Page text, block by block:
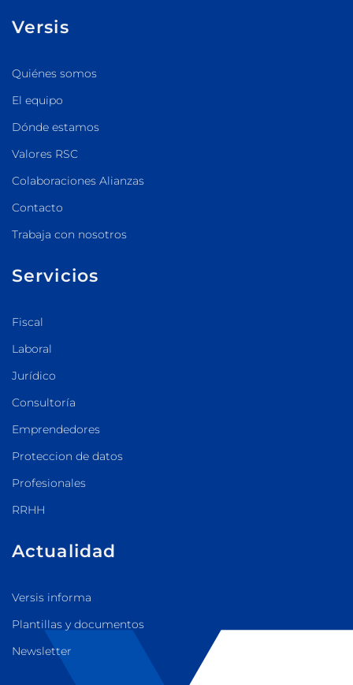
Versis
Quiénes somos
El equipo
Dónde estamos
Valores RSC
Colaboraciones Alianzas
Contacto
Trabaja con nosotros
Servicios
Fiscal
Laboral
Jurídico
Consultoría
Emprendedores
Proteccion de datos
Profesionales
RRHH
Actualidad
Versis informa
Plantillas y documentos
Newsletter